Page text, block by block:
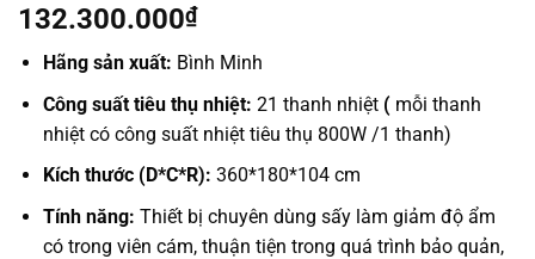
132.300.000₫
Hãng sản xuất: Bình Minh
Công suất tiêu thụ nhiệt: 21 thanh nhiệt ( mỗi thanh
nhiệt có công suất nhiệt tiêu thụ 800W /1 thanh)
Kích thước (D*C*R): 360*180*104 cm
Tính năng: Thiết bị chuyên dùng sấy làm giảm độ ẩm
có trong viên cám, thuận tiện trong quá trình bảo quản,